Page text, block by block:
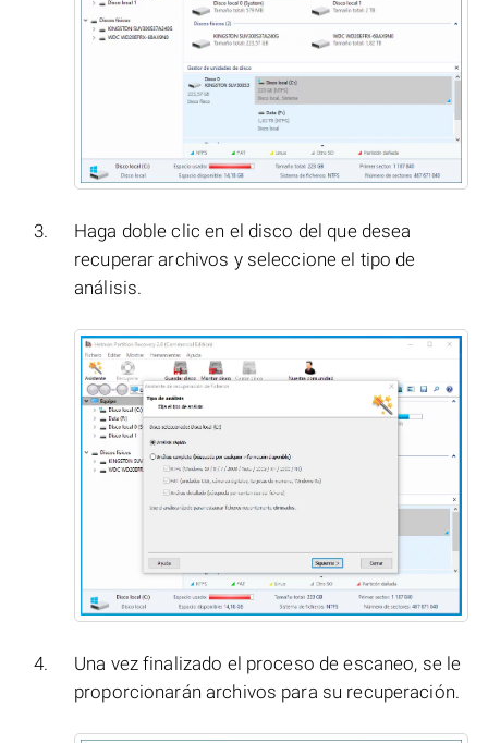
Haga doble clic en el disco del que desea
recuperar archivos y seleccione el tipo de
análisis.
Una vez finalizado el proceso de escaneo, se le
proporcionarán archivos para su recuperación.